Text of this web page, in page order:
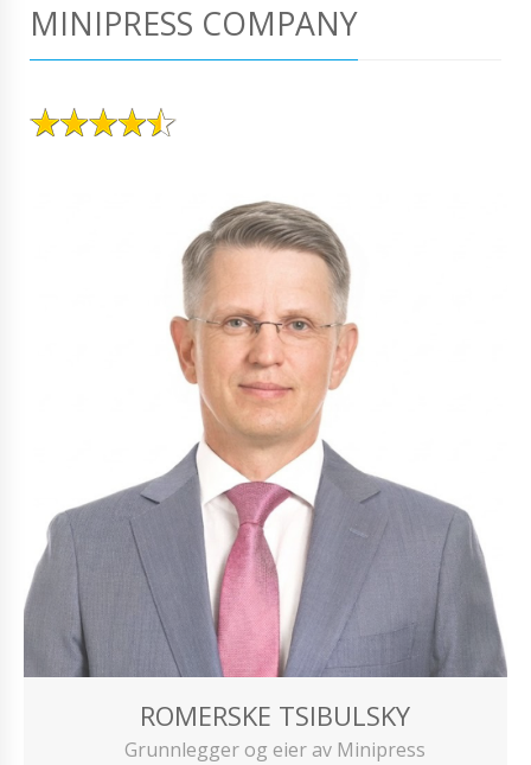
MINIPRESS COMPANY
ROMERSKE TSIBULSKY
Grunnlegger og eier av Minipress